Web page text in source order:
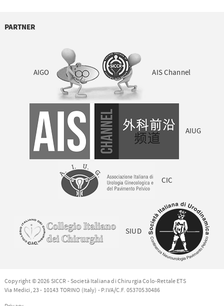
PARTNER
AIGO AIS Channel
AIUG
CIC
SIUD
Copyright © 2026 SICCR - Società Italiana di Chirurgia Colo-Rettale ETS
Via Medici, 23 - 10143 TORINO (Italy) - P.IVA/C.F. 05370530486